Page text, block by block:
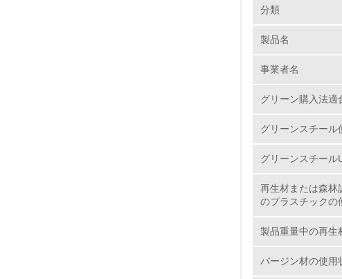
1.環境取り
No.
3.
4.
大気汚染物
分類
製品名
事業者名
グリーン購入法適
グリーンスチール
グリーンスチール
再生材または森林
のプラスチックの
製品重量中の再生
バージン材の使用